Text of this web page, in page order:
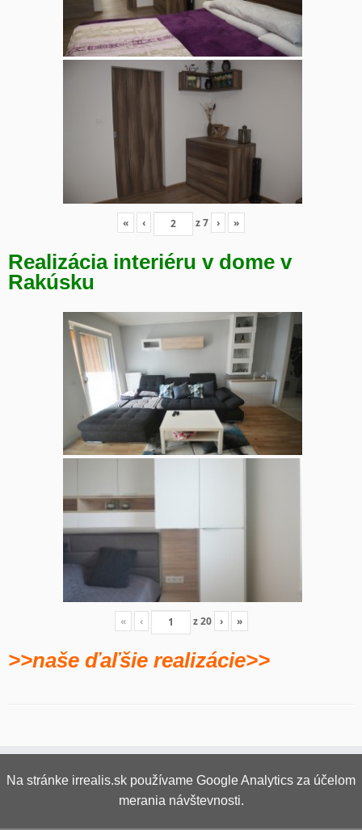
« ‹ z7 › »
Realizácia interiéru v dome v
Rakúsku
« ‹ z20 › »
>>naše ďaľšie realizácie>>
Na stránke irrealis.sk používame Google Analytics za účelom
merania návštevnosti.